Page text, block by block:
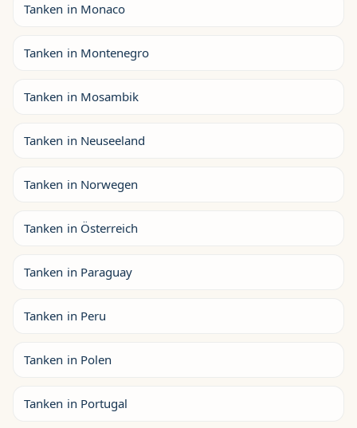
Tanken in Monaco
Tanken in Montenegro
Tanken in Mosambik
Tanken in Neuseeland
Tanken in Norwegen
Tanken in Österreich
Tanken in Paraguay
Tanken in Peru
Tanken in Polen
Tanken in Portugal